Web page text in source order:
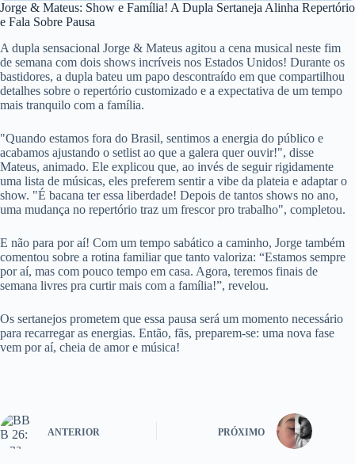
Jorge & Mateus: Show e Família! A Dupla Sertaneja Alinha Repertório
e Fala Sobre Pausa
A dupla sensacional Jorge & Mateus agitou a cena musical neste fim
de semana com dois shows incríveis nos Estados Unidos! Durante os
bastidores, a dupla bateu um papo descontraído em que compartilhou
detalhes sobre o repertório customizado e a expectativa de um tempo
mais tranquilo com a família.
"Quando estamos fora do Brasil, sentimos a energia do público e
acabamos ajustando o setlist ao que a galera quer ouvir!", disse
Mateus, animado. Ele explicou que, ao invés de seguir rigidamente
uma lista de músicas, eles preferem sentir a vibe da plateia e adaptar o
show. "É bacana ter essa liberdade! Depois de tantos shows no ano,
uma mudança no repertório traz um frescor pro trabalho", completou.
E não para por aí! Com um tempo sabático a caminho, Jorge também
comentou sobre a rotina familiar que tanto valoriza: “Estamos sempre
por aí, mas com pouco tempo em casa. Agora, teremos finais de
semana livres pra curtir mais com a família!”, revelou.
Os sertanejos prometem que essa pausa será um momento necessário
para recarregar as energias. Então, fãs, preparem-se: uma nova fase
vem por aí, cheia de amor e música!
ANTERIOR PRÓXIMO